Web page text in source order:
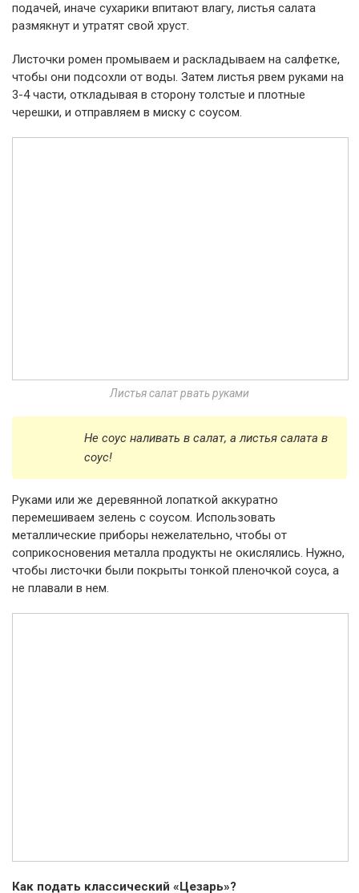
подачей, иначе сухарики впитают влагу, листья салата
размякнут и утратят свой хруст.
Листочки ромен промываем и раскладываем на салфетке,
чтобы они подсохли от воды. Затем листья рвем руками на
3-4 части, откладывая в сторону толстые и плотные
черешки, и отправляем в миску с соусом.
Листья салат рвать руками
Не соус наливать в салат, а листья салата в
соус!
Руками или же деревянной лопаткой аккуратно
перемешиваем зелень с соусом. Использовать
металлические приборы нежелательно, чтобы от
соприкосновения металла продукты не окислялись. Нужно,
чтобы листочки были покрыты тонкой пленочкой соуса, а
не плавали в нем.
Как подать классический «Цезарь»?